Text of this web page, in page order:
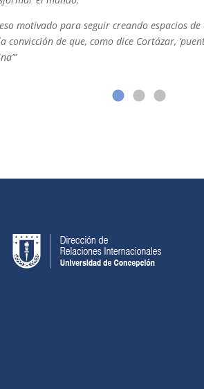
motivado para seguir creando espacios
convicción de que, como dice Cortázar,